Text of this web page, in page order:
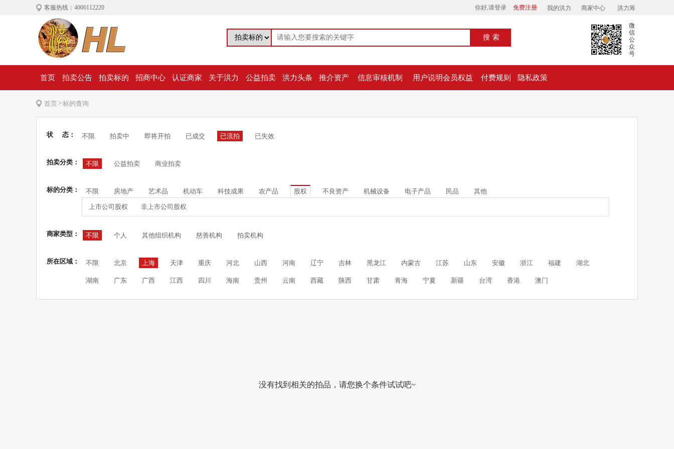
客服热线：4006112220 你好,请登录 免费注册 我的洪力 商家中心 洪力筹
搜索
微
信
公
众
号
首页 拍卖公告 拍卖标的 招商中心 认证商家 关于洪力 公益拍卖 洪力头条 推介资产 信息审核机制 用户说明会员权益 付费规则 隐私政策
首页>标的查询
状 态： 不限 拍卖中 即将开拍 已成交 已流拍 已失效
拍卖分类： 不限 公益拍卖 商业拍卖
标的分类： 不限 房地产 艺术品 机动车 科技成果 农产品 股权 不良资产 机械设备 电子产品 民品 其他
上市公司股权 非上市公司股权
商家类型： 不限 个人 其他组织机构 慈善机构 拍卖机构
所在区域： 不限 北京 上海 天津 重庆 河北 山西 河南 辽宁 吉林 黑龙江 内蒙古 江苏 山东 安徽 浙江 福建 湖北
湖南 广东 广西 江西 四川 海南 贵州 云南 西藏 陕西 甘肃 青海 宁夏 新疆 台湾 香港 澳门
没有找到相关的拍品，请您换个条件试试吧~